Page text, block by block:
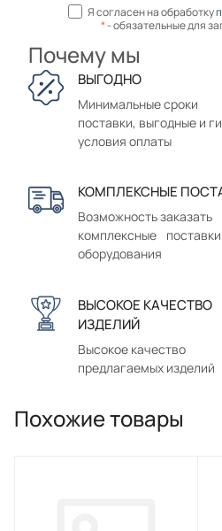
Я согласен на обработку
*- обязательные для
Почему мы
ВЫГОДНО
Минимальные сроки
поставки, выгодные и
условия оплаты
КОМПЛЕКСНЫЕ
Возможность заказать
комплексные поставки
оборудования
ВЫСОКОЕ КАЧЕСТВО
ИЗДЕЛИЙ
Высокое качество
предлагаемых изделий
Похожие товары